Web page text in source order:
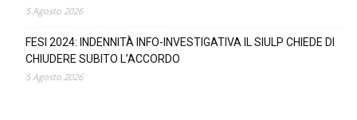
5 Agosto 2026
FESI 2024: INDENNITÀ INFO-INVESTIGATIVA IL SIULP CHIEDE DI
CHIUDERE SUBITO L’ACCORDO
5 Agosto 2026